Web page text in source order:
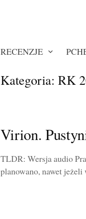
RECENZJE
Kategoria: RK
Virion.
TLDR: Wersja audio
planowano, nawet